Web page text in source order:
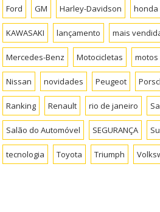
Ford GM Harley-Davidson honda
KAWASAKI lançamento mais
Mercedes-Benz Motocicletas motos
Nissan novidades Peugeot
Ranking Renault rio de janeiro
Salão do Automóvel SEGURANÇA
tecnologia Toyota Triumph